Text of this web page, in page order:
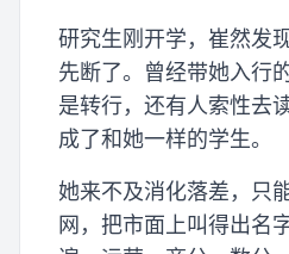
研究生刚开学，崔然发
先断了。曾经带她入行
是转行，还有人索性去
成了和她一样的学生。
她来不及消化落差，只
网，把市面上叫得出名